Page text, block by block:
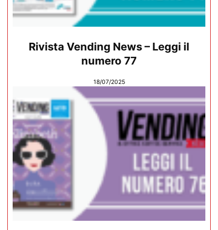
Rivista Vending News – Leggi il
numero 77
18/07/2025